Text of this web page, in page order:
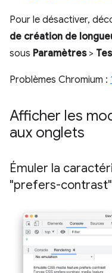
Pour le désactiver,
de création de
sous Paramètres>
Problèmes Chromium :
Afficher les
aux onglets
Émuler la
"prefers-contrast"